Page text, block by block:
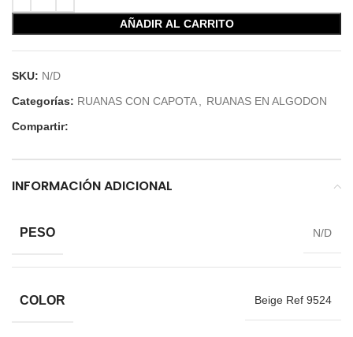
AÑADIR AL CARRITO
SKU: N/D
Categorías: RUANAS CON CAPOTA, RUANAS EN ALGODON
Compartir:
INFORMACIÓN ADICIONAL
PESO N/D
COLOR Beige Ref 9524